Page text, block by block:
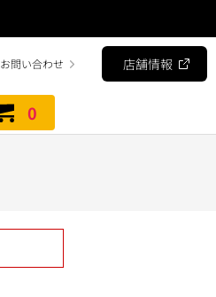
お問い合わせ 店舗情報
0